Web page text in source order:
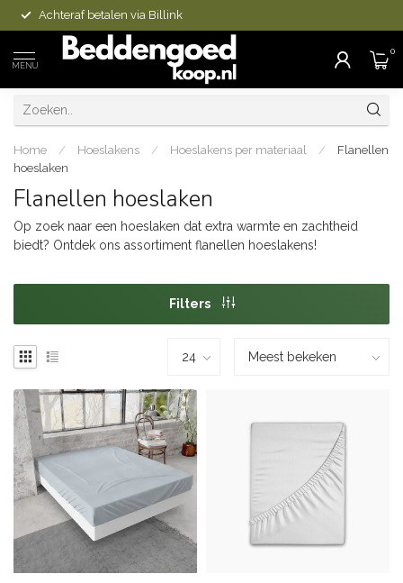
Achteraf betalen via Billink
MENU
0
Home / Hoeslakens / Hoeslakens per materiaal /
Flanellen
hoeslaken
Flanellen hoeslaken
Op zoek naar een hoeslaken dat extra warmte en zachtheid
biedt? Ontdek ons assortiment flanellen hoeslakens!
Filters